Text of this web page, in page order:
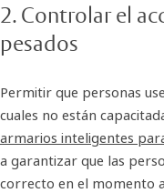
2. Controlar el
pesados
Permitir que personas
cuales no están
armarios inteligentes
a garantizar que las
correcto en el momento